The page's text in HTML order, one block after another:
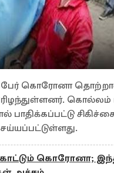
கொரோனா
கொரோனா;